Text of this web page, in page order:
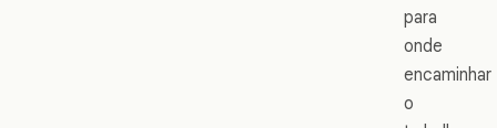
para
onde
encaminhar
o